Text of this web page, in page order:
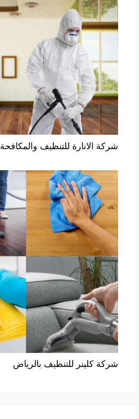
شركة الانارة للتنظيف والمكافحة
شركة كلينر للتنظيف بالرياض